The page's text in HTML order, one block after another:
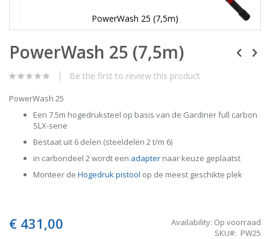
PowerWash 25 (7,5m)
to
the
of
images
gallery
PowerWash 25 (7,5m)
Be the first to review this product
PowerWash 25
Een 7.5m hogedruksteel op basis van de Gardiner full carbon
SLX-serie
Bestaat uit 6 delen (steeldelen 2 t/m 6)
in carbondeel 2 wordt een adapter naar keuze geplaatst
Monteer de Hogedruk pistool op de meest geschikte plek
€ 431,00 Availability: Op voorraad
SKU
PW25